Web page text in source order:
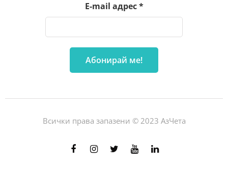
E-mail адрес*
Всички права запазени © 2023 АзЧета